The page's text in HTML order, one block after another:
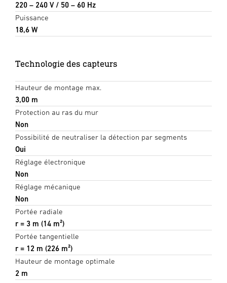
220 – 240 V / 50 – 60 Hz
Puissance
18,6 W
Technologie des capteurs
Hauteur de montage max.
3,00 m
Protection au ras du mur
Non
Possibilité de neutraliser la détection par segments
Oui
Réglage électronique
Non
Réglage mécanique
Non
Portée radiale
r = 3 m (14 m²)
Portée tangentielle
r = 12 m (226 m²)
Hauteur de montage optimale
2 m